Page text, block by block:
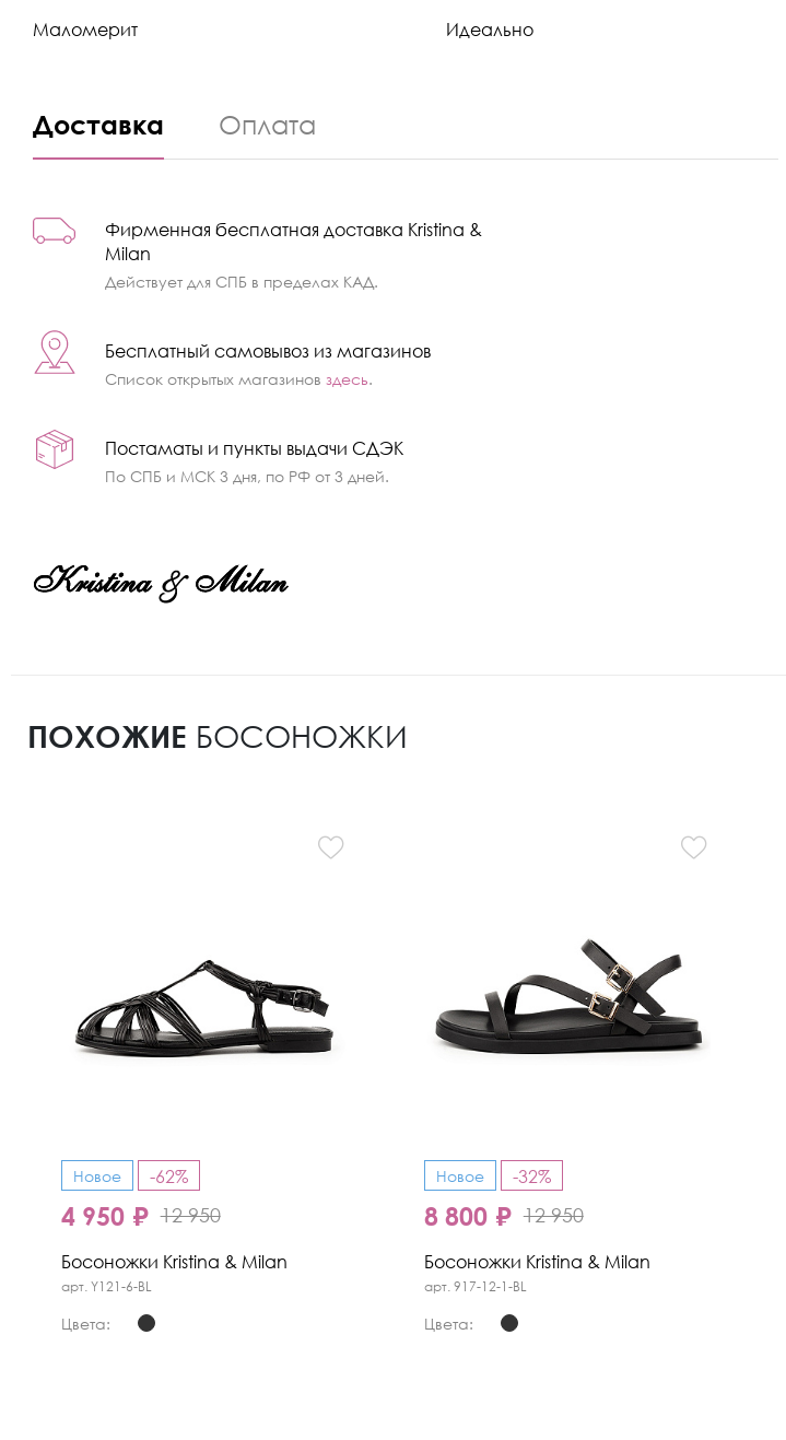
Маломерит Идеально
Доставка Оплата
Фирменная бесплатная доставка Kristina &
Milan
Действует для СПБ в пределах КАД.
Бесплатный самовывоз из магазинов
Список открытых магазиновздесь.
Постаматы и пункты выдачи СДЭК
По СПБ и МСК 3 дня, по РФ от 3 дней.
ПОХОЖИЕ БОСОНОЖКИ
Новое -62%
4 950 ₽ 12 950
Босоножки Kristina & Milan
арт. Y121-6-BL
Цвета:
Новое -32%
8 800 ₽ 12 950
Босоножки Kristina & Milan
арт. 917-12-1-BL
Цвета: